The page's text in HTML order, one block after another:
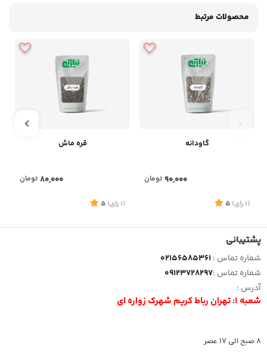
محصولات مرتبط
گاودانه
90,000 تومان
(1 رای)
5
قره ماش
80,000 تومان
(1 رای)
5
پشتیبانی
شماره تماس :02156585361
شماره تماس :09123728297
آدرس :
شعبه 1: تهران رباط کریم شهرک زواره ای
8 صبح الی 17 عصر